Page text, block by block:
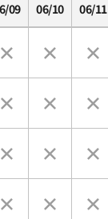
09 06/10 06/11